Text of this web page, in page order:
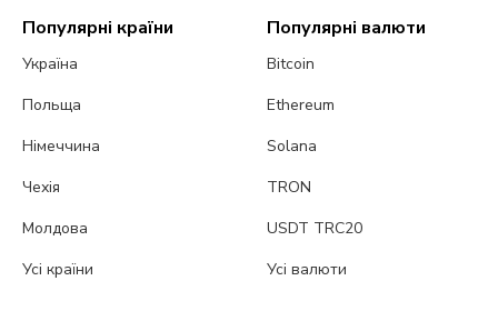
Популярні країни
Україна
Польща
Німеччина
Чехія
Молдова
Усі країни
Популярні валюти
Bitcoin
Ethereum
Solana
TRON
USDT TRC20
Усі валюти